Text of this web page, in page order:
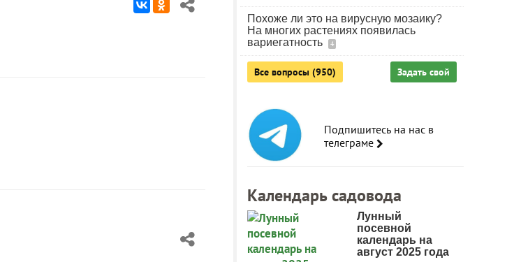
Похоже ли это на вирусную мозаику?
На многих растениях появилась
вариегатность
4
Все вопросы (950) Задать свой
Подпишитесь на нас в
телеграме
Календарь садовода
Лунный
посевной
календарь на
август 2025 года